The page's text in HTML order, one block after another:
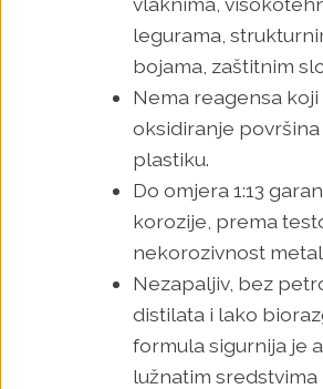
legurama,
bojama, zaštitnim
Nema reagensa koji
oksidiranje
plastiku.
Do omjera 1:13
korozije, prema
nekorozivnost
Nezapaljiv, bez
distilata i lako
formula sigurnija je
lužnatim sredstvima